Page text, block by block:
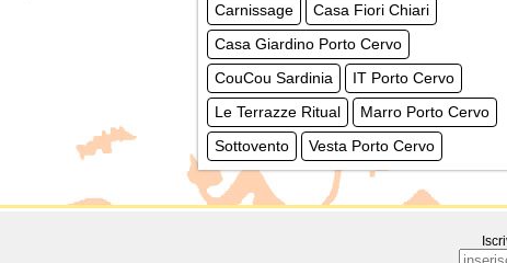
Carnissage
Casa Fiori Chiari
Casa Giardino Porto Cervo
CouCou Sardinia
IT Porto Cervo
Le Terrazze Ritual
Marro Porto Cervo
Sottovento
Vesta Porto Cervo